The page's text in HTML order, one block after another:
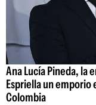
Ana Lucía Pineda, la
Espriella un emporio
Colombia